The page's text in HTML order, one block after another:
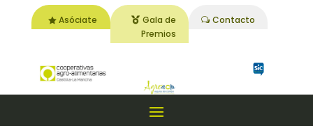
Asóciate
Gala de
Premios
Contacto